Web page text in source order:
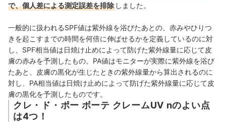
で、個人差による測定誤差を排除 しました。
一般的に扱われるSPF値は紫外線を浴びたあとの、赤みやひりつ
きを起こすまでの時間を何倍に伸ばせるかを定義しているのに対
し、SPF相当値は日焼け止めによって防げた紫外線量に応じて皮
膚の赤みを予測したもの。PA値はモニターが実際に紫外線を浴び
たあと、皮膚の黒化が生じたときの紫外線量から算出されるのに
対し、PA相当値は日焼け止めによって防げた紫外線量に応じて皮
膚の黒化を予測したものです。
クレ・ド・ポー ボーテ クレームUV nのよい点
は4つ！